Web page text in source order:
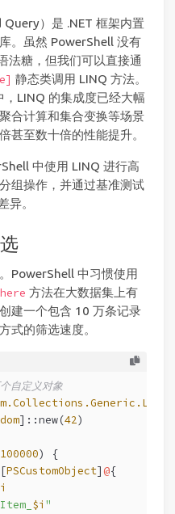
）是 .NET 框架内置
。虽然 PowerShell 没有
法糖，但我们可以直接通
静态类调用 LINQ 方法。
LINQ 的集成度已经大幅
合计算和集合变换等场景
甚至数十倍的性能提升。
中使用 LINQ 进行高
组操作，并通过基准测试
异。
PowerShell 中习惯使用
方法在大数据集上有
建一个包含 10 万条记录
式的筛选速度。
自定义对象
]::new(42)
100000) {
PSCustomObject] @{
$i "